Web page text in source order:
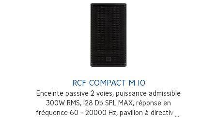
RCF COMPACT M 10
Enceinte passive 2 voies, puissance admissible
300W RMS, 128 Db SPL MAX, réponse en
fréquence 60 - 20000 Hz, pavillon à directivité